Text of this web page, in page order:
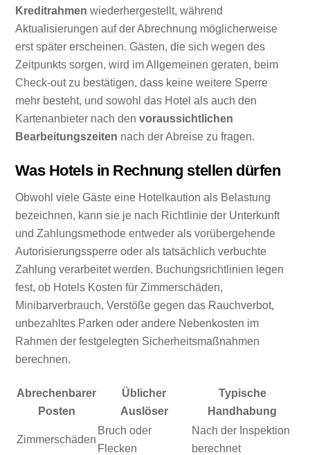
Kreditrahmen wiederhergestellt, während
Aktualisierungen auf der Abrechnung möglicherweise
erst später erscheinen. Gästen, die sich wegen des
Zeitpunkts sorgen, wird im Allgemeinen geraten, beim
Check-out zu bestätigen, dass keine weitere Sperre
mehr besteht, und sowohl das Hotel als auch den
Kartenanbieter nach denvoraussichtlichen
Bearbeitungszeiten nach der Abreise zu fragen.
Was Hotels in Rechnung stellen dürfen
Obwohl viele Gäste eine Hotelkaution als Belastung
bezeichnen, kann sie je nach Richtlinie der Unterkunft
und Zahlungsmethode entweder als vorübergehende
Autorisierungssperre oder als tatsächlich verbuchte
Zahlung verarbeitet werden. Buchungsrichtlinien legen
fest, ob Hotels Kosten für Zimmerschäden,
Minibarverbrauch, Verstöße gegen das Rauchverbot,
unbezahltes Parken oder andere Nebenkosten im
Rahmen der festgelegten Sicherheitsmaßnahmen
berechnen.
Abrechenbarer
Posten
Üblicher
Auslöser
Typische
Handhabung
Zimmerschäden
Bruch oder
Flecken
Nach der Inspektion
berechnet